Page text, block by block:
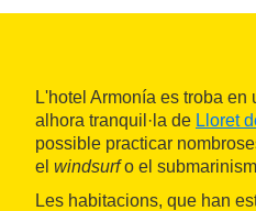
L'hotel Armonía es troba
alhora tranquil·la de Lloret
possible practicar
el windsurfo el
Les habitacions, que han